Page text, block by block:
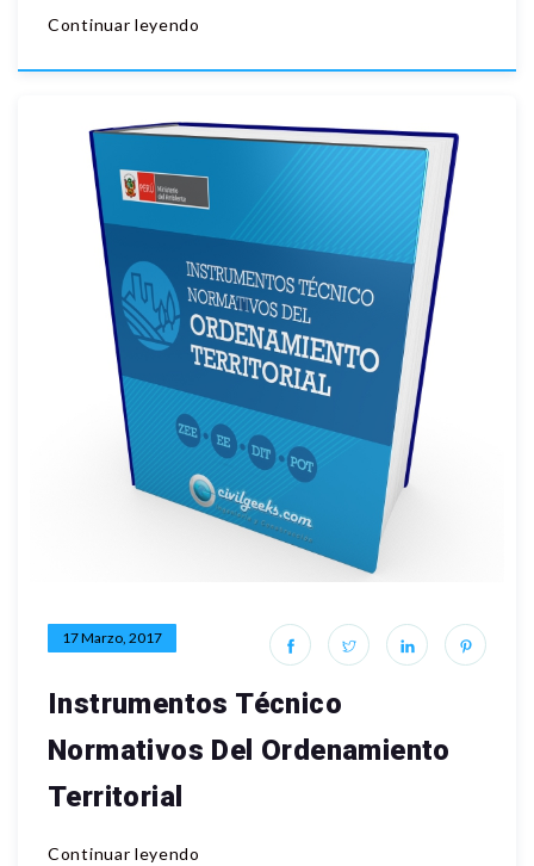
Continuar leyendo
17 Marzo, 2017
Instrumentos Técnico
Normativos Del Ordenamiento
Territorial
Continuar leyendo